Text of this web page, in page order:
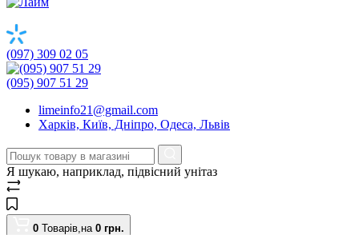
(097) 309 02 05
(095) 907 51 29
limeinfo21@gmail.com
Харків, Київ, Дніпро, Одеса, Львів
Я шукаю, наприклад, підвісний унітаз
0 Товарів,на 0 грн.